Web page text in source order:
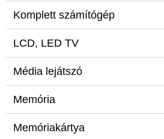
Komplett számítógép
LCD, LED TV
Média lejátszó
Memória
Memóriakártya